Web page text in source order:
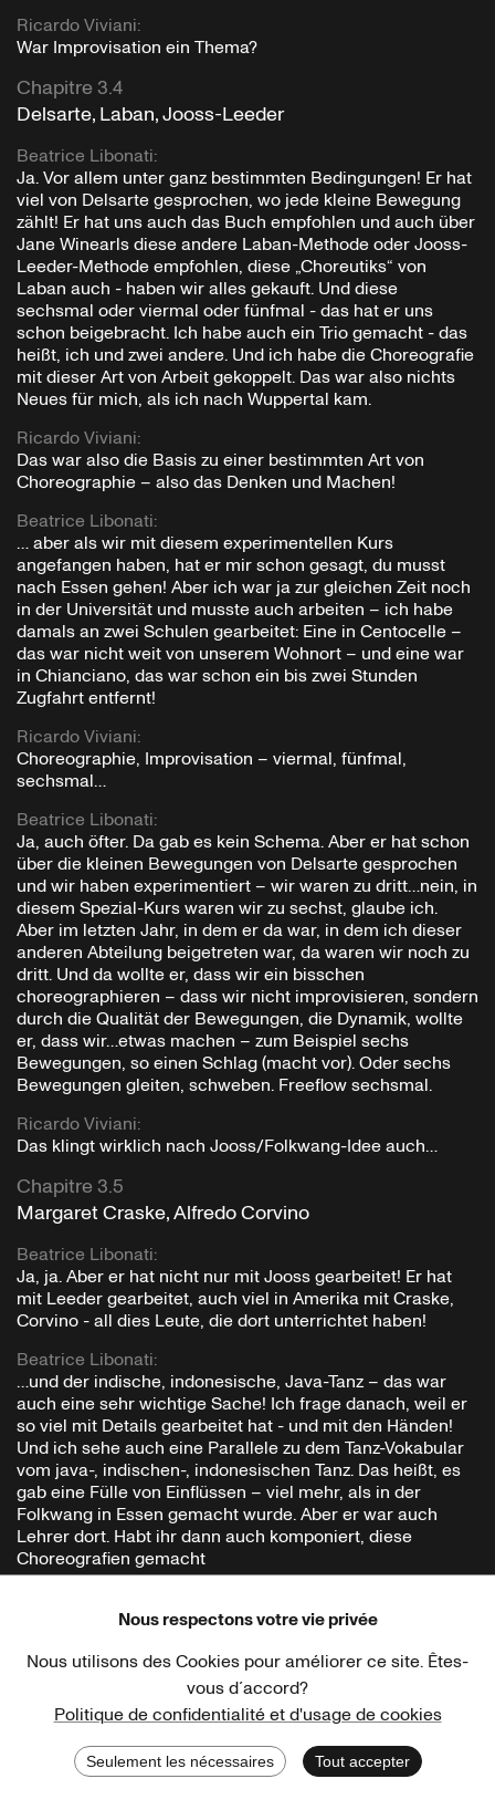
Ricardo Viviani:
War Improvisation ein Thema?
Chapitre 3.4
Delsarte, Laban, Jooss-Leeder
Beatrice Libonati:
Ja. Vor allem unter ganz bestimmten Bedingungen! Er hat
viel von Delsarte gesprochen, wo jede kleine Bewegung
zählt! Er hat uns auch das Buch empfohlen und auch über
Jane Winearls diese andere Laban-Methode oder Jooss-
Leeder-Methode empfohlen, diese „Choreutiks“ von
Laban auch - haben wir alles gekauft. Und diese
sechsmal oder viermal oder fünfmal - das hat er uns
schon beigebracht. Ich habe auch ein Trio gemacht - das
heißt, ich und zwei andere. Und ich habe die Choreografie
mit dieser Art von Arbeit gekoppelt. Das war also nichts
Neues für mich, als ich nach Wuppertal kam.
Ricardo Viviani:
Das war also die Basis zu einer bestimmten Art von
Choreographie – also das Denken und Machen!
Beatrice Libonati:
… aber als wir mit diesem experimentellen Kurs
angefangen haben, hat er mir schon gesagt, du musst
nach Essen gehen! Aber ich war ja zur gleichen Zeit noch
in der Universität und musste auch arbeiten – ich habe
damals an zwei Schulen gearbeitet: Eine in Centocelle –
das war nicht weit von unserem Wohnort – und eine war
in Chianciano, das war schon ein bis zwei Stunden
Zugfahrt entfernt!
Ricardo Viviani:
Choreographie, Improvisation – viermal, fünfmal,
sechsmal…
Beatrice Libonati:
Ja, auch öfter. Da gab es kein Schema. Aber er hat schon
über die kleinen Bewegungen von Delsarte gesprochen
und wir haben experimentiert – wir waren zu dritt…nein, in
diesem Spezial-Kurs waren wir zu sechst, glaube ich.
Aber im letzten Jahr, in dem er da war, in dem ich dieser
anderen Abteilung beigetreten war, da waren wir noch zu
dritt. Und da wollte er, dass wir ein bisschen
choreographieren – dass wir nicht improvisieren, sondern
durch die Qualität der Bewegungen, die Dynamik, wollte
er, dass wir…etwas machen – zum Beispiel sechs
Bewegungen, so einen Schlag (macht vor). Oder sechs
Bewegungen gleiten, schweben. Freeflow sechsmal.
Ricardo Viviani:
Das klingt wirklich nach Jooss/Folkwang-Idee auch…
Chapitre 3.5
Margaret Craske, Alfredo Corvino
Beatrice Libonati:
Ja, ja. Aber er hat nicht nur mit Jooss gearbeitet! Er hat
mit Leeder gearbeitet, auch viel in Amerika mit Craske,
Corvino - all dies Leute, die dort unterrichtet haben!
Beatrice Libonati:
…und der indische, indonesische, Java-Tanz – das war
auch eine sehr wichtige Sache! Ich frage danach, weil er
so viel mit Details gearbeitet hat - und mit den Händen!
Und ich sehe auch eine Parallele zu dem Tanz-Vokabular
vom java-, indischen-, indonesischen Tanz. Das heißt, es
gab eine Fülle von Einflüssen – viel mehr, als in der
Folkwang in Essen gemacht wurde. Aber er war auch
Lehrer dort. Habt ihr dann auch komponiert, diese
Choreografien gemacht
Ja. Und irgendwann war ich auch alleine mit ihm. Wir
waren nur für die Solo-Ausbildung und die Pädagogen-
Ausbildung da - für Lehrer der höheren Schule. Ich war
nur in der Choreographie, darum hat er auch alleine mit
mir gearbeitet. Und dann musste ich auch mal…Das hatte
ein Skelett. Da war nichts Freies, nichts Improvisatives!
Nous respectons votre vie privée
Nous utilisons des Cookies pour améliorer ce site. Êtes-
vous d´accord?
Politique de confidentialité et d'usage de cookies
Seulement les nécessaires Tout accepter